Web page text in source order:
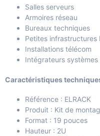
Salles serveurs
Armoires réseau
Bureaux techniques
Petites infrastructures
Installations télécom
Intégrateurs systèmes
Caractéristiques
Référence : ELRACK
Produit : Kit de
Format : 19 pouces
Hauteur : 2U